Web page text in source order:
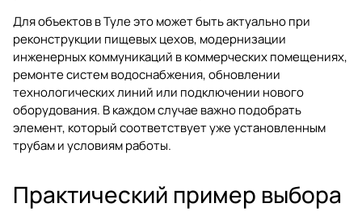
Для объектов в Туле это может быть актуально при
реконструкции пищевых цехов, модернизации
инженерных коммуникаций в коммерческих помещениях,
ремонте систем водоснабжения, обновлении
технологических линий или подключении нового
оборудования. В каждом случае важно подобрать
элемент, который соответствует уже установленным
трубам и условиям работы.
Практический пример выбора